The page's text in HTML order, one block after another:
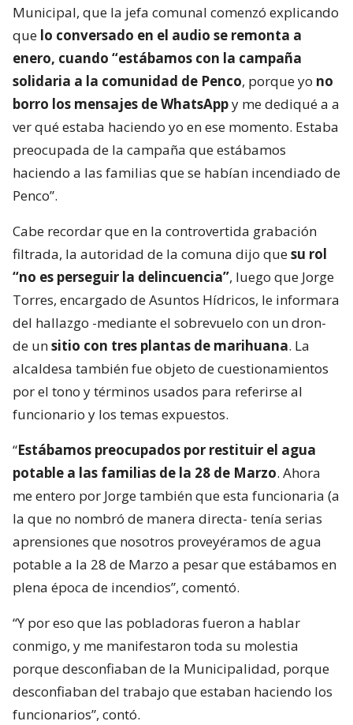
Municipal, que la jefa comunal comenzó explicando
que lo conversado en el audio se remonta a
enero, cuando “estábamos con la campaña
solidaria a la comunidad de Penco, porque yo no
borro los mensajes de WhatsAppy me dediqué a a
ver qué estaba haciendo yo en ese momento. Estaba
preocupada de la campaña que estábamos
haciendo a las familias que se habían incendiado de
Penco”.
Cabe recordar que en la controvertida grabación
filtrada, la autoridad de la comuna dijo quesu rol
“no es perseguir la delincuencia”, luego que Jorge
Torres, encargado de Asuntos Hídricos, le informara
del hallazgo -mediante el sobrevuelo con un dron-
de unsitio con tres plantas de marihuana. La
alcaldesa también fue objeto de cuestionamientos
por el tono y términos usados para referirse al
funcionario y los temas expuestos.
“Estábamos preocupados por restituir el agua
potable a las familias de la 28 de Marzo. Ahora
me entero por Jorge también que esta funcionaria (a
la que no nombró de manera directa- tenía serias
aprensiones que nosotros proveyéramos de agua
potable a la 28 de Marzo a pesar que estábamos en
plena época de incendios”, comentó.
“Y por eso que las pobladoras fueron a hablar
conmigo, y me manifestaron toda su molestia
porque desconfiaban de la Municipalidad, porque
desconfiaban del trabajo que estaban haciendo los
funcionarios”, contó.